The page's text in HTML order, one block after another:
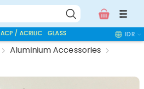
ACP / ACRILIC GLASS ACCESSORIES IDR
Aluminium Accessories